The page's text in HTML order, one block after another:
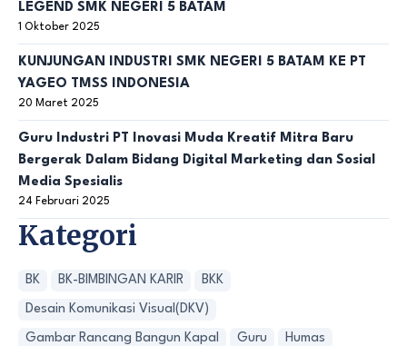
LEGEND SMK NEGERI 5 BATAM
1 Oktober 2025
KUNJUNGAN INDUSTRI SMK NEGERI 5 BATAM KE PT
YAGEO TMSS INDONESIA
20 Maret 2025
Guru Industri PT Inovasi Muda Kreatif Mitra Baru
Bergerak Dalam Bidang Digital Marketing dan Sosial
Media Spesialis
24 Februari 2025
Kategori
BK BK-BIMBINGAN KARIR BKK
Desain Komunikasi Visual(DKV)
Gambar Rancang Bangun Kapal Guru Humas